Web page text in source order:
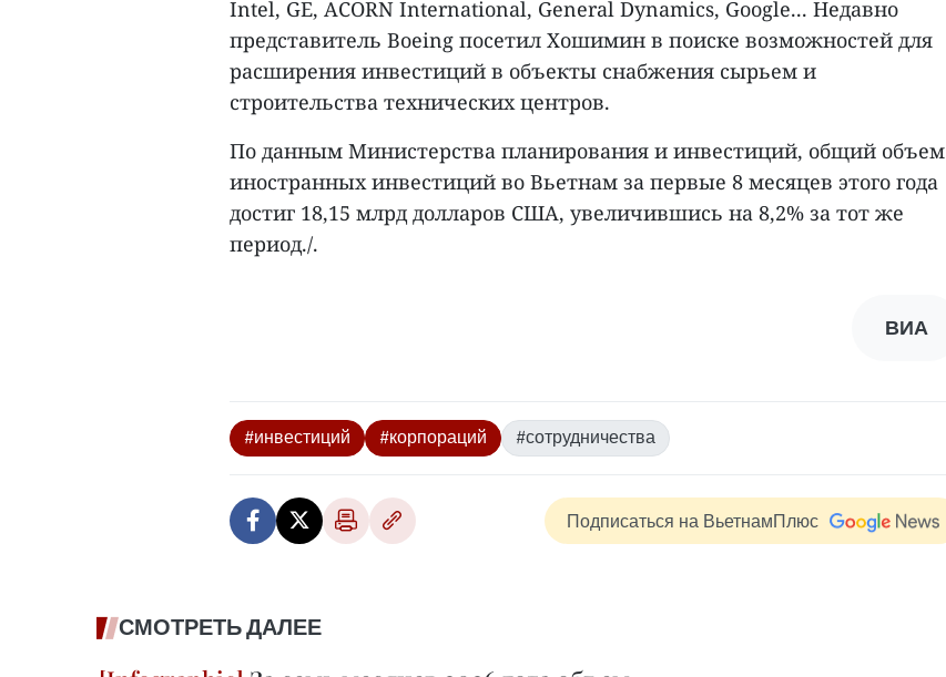
Intel, GE, ACORN International, General Dynamics, Google... Недавно
представитель Boeing посетил Хошимин в поиске возможностей для
расширения инвестиций в объекты снабжения сырьем и
строительства технических центров.
По данным Министерства планирования и инвестиций, общий объем
иностранных инвестиций во Вьетнам за первые 8 месяцев этого года
достиг 18,15 млрд долларов США, увеличившись на 8,2% за тот же
период./.
ВИА
#инвестиций #корпораций #сотрудничества
Подписаться на ВьетнамПлюс
СМОТРЕТЬ ДАЛЕЕ